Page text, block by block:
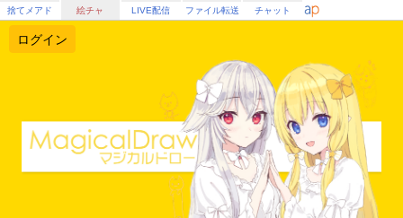
捨てメアド 絵チャ LIVE配信 ファイル転送 チャット
ログイン